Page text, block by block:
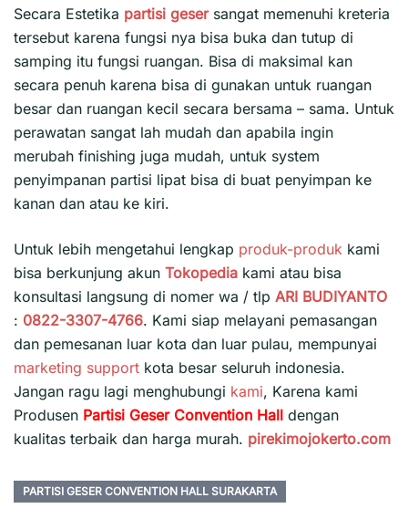
Secara Estetika partisi geser sangat memenuhi kreteria
tersebut karena fungsi nya bisa buka dan tutup di
samping itu fungsi ruangan. Bisa di maksimal kan
secara penuh karena bisa di gunakan untuk ruangan
besar dan ruangan kecil secara bersama – sama. Untuk
perawatan sangat lah mudah dan apabila ingin
merubah finishing juga mudah, untuk system
penyimpanan partisi lipat bisa di buat penyimpan ke
kanan dan atau ke kiri.
Untuk lebih mengetahui lengkap produk-produk kami
bisa berkunjung akun Tokopedia kami atau bisa
konsultasi langsung di nomer wa / tlp ARI BUDIYANTO
: 0822-3307-4766. Kami siap melayani pemasangan
dan pemesanan luar kota dan luar pulau, mempunyai
marketing support kota besar seluruh indonesia.
Jangan ragu lagi menghubungi kami, Karena kami
Produsen Partisi Geser Convention Hall dengan
kualitas terbaik dan harga murah. pirekimojokerto.com
PARTISI GESER CONVENTION HALL SURAKARTA